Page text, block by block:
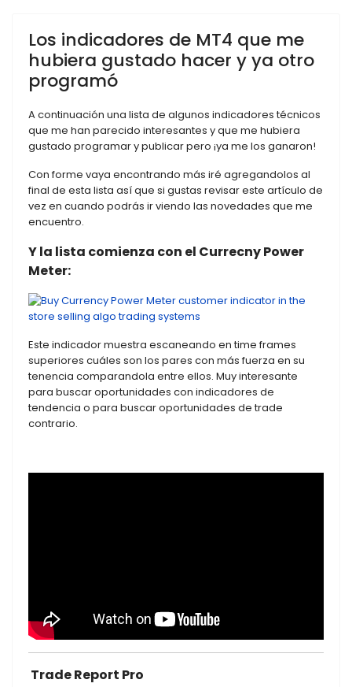
Los indicadores de MT4 que me
hubiera gustado hacer y ya otro
programó
A continuación una lista de algunos indicadores técnicos
que me han parecido interesantes y que me hubiera
gustado programar y publicar pero ¡ya me los ganaron!
Con forme vaya encontrando más iré agregandolos al
final de esta lista así que si gustas revisar este artículo de
vez en cuando podrás ir viendo las novedades que me
encuentro.
Y la lista comienza con el Currecny Power
Meter:
Este indicador muestra escaneando en time frames
superiores cuáles son los pares con más fuerza en su
tenencia comparandola entre ellos. Muy interesante
para buscar oportunidades con indicadores de
tendencia o para buscar oportunidades de trade
contrario.
Trade Report Pro